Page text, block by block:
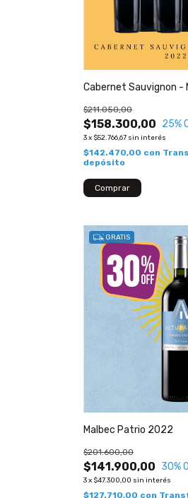
Cabernet Sauvignon -
$158.300,00
$211.050,00
25%
3x $52.766,67 sin interés
$142.470,00 con
depósito
GRATIS
Malbec Patrio 2022
$141.900,00
$201.600,00
30%
3x $47.300,00 sin interés
$127.710,00 con